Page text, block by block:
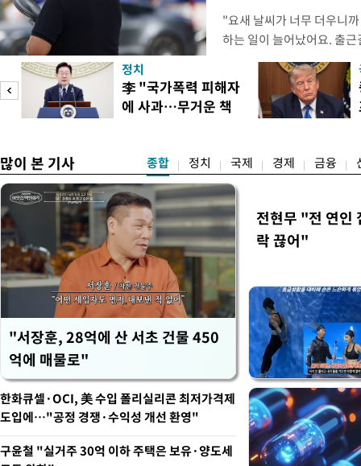
"요새 날씨가 너무 더우니
하는 일이 늘어났어요. 출
거나, 누가 길을 막고 서
(40대 직장인 A씨) 유례없
에도 쉽게 짜증을 내거나
있다. 높은 기온과 습도가
정치
李 "국가폭력 피해자
에 사과…무거운 책
많이 본 기사 종합 정치 국제 경제 금융
"서장훈, 28억에 산 서초 건물 450
억에 매물로"
전현무 "전 연인
락 끊어"
한화큐셀·OCI, 美 수입 폴리실리콘 최저가격제
도입에…"공정 경쟁·수익성 개선 환영"
구윤철 "실거주 30억 이하 주택은 보유·양도세